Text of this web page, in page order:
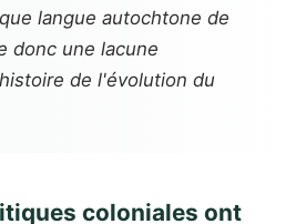
langue autochtone de
donc une lacune
de l'évolution du
coloniales ont